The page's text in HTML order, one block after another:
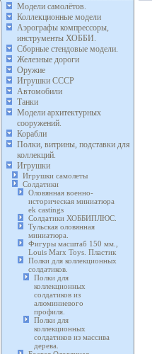
Модели самолётов.
Коллекционные модели
Аэрографы компрессоры,
инструменты ХОББИ.
Сборные стендовые модели.
Железные дороги
Оружие
Игрушки СССР
Автомобили
Танки
Модели архитектурных
сооружений.
Корабли
Полки, витрины, подставки для
коллекций.
Игрушки
Игрушки самолеты
Солдатики
Оловянная военно-
историческая миниатюра
ek castings
Солдатики ХОББИПЛЮС.
Тульская оловянная
миниатюра.
Фигуры масштаб 150 мм.,
Louis Marx Toys. Пластик
Полки для коллекционных
солдатиков.
Полки для
коллекционных
солдатиков из
алюминиевого
профиля.
Полки для
коллекционных
солдатиков из массива
дерева.